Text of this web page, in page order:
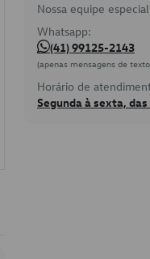
Nossa equipe
Whatsapp:
(41) 99125-2143
(apenas mensagens de
Horário de
Segunda à sexta, das